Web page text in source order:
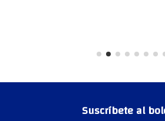
Suscríbete al